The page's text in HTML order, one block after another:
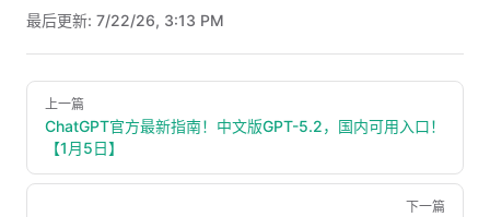
最后更新: 7/22/26, 3:13 PM
Pager
上一篇
ChatGPT官方最新指南！中文版GPT-5.2，国内可用入口！
【1月5日】
下一篇